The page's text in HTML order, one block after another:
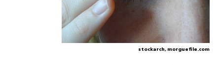
stockarch, morguefile.com